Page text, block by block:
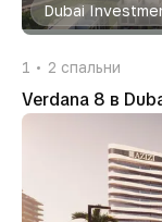
Dubai
1 2 спальни
Verdana 8 в